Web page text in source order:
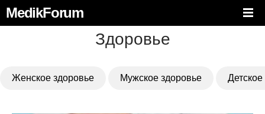
MedikForum
Здоровье
Женское здоровье Мужское здоровье